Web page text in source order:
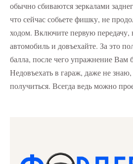
обычно сбиваются зеркалами
что сейчас собьете фишку, не
ходом. Включите первую передачу,
автомобиль и довъехайте. За это
балла, после чего упражнение Вам
Недовъехать в гараж, даже не
получиться. Всегда ведь можно